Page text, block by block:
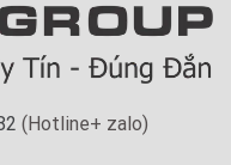
(Hotline+ zalo)